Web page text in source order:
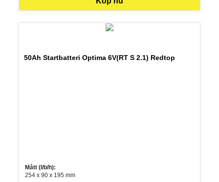
50Ah Startbatteri Optima 6V(RT S 2.1) Redtop
Mått (l/b/h):
254 x 90 x 195 mm